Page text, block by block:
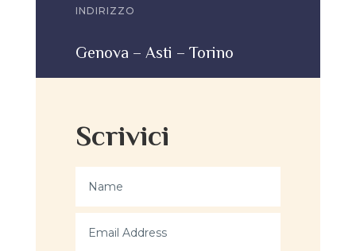
INDIRIZZO
Genova – Asti – Torino
Scrivici